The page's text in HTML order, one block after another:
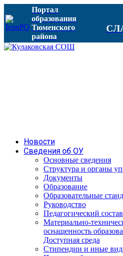
Портал
образования
Тюменского
района
Новости
Сведения об ОУ
Основные сведения
Структура и органы
Документы
Образование
Образовательные
Руководство
Педагогический состав
Материально-
оснащенность
Доступная среда
Стипендии и иные